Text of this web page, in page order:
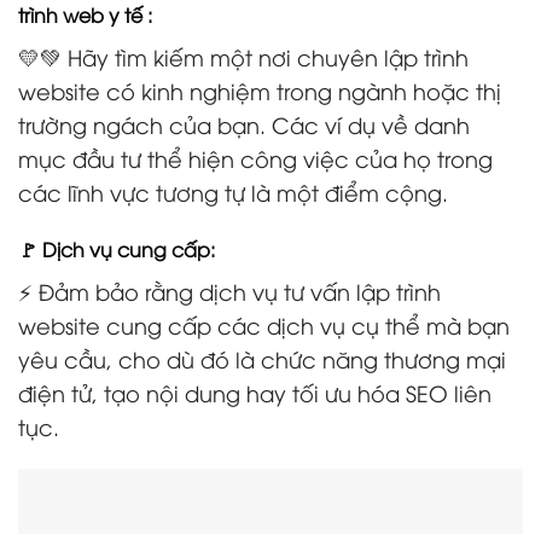
trình web y tế :
💛💚 Hãy tìm kiếm một nơi chuyên lập trình
website có kinh nghiệm trong ngành hoặc thị
trường ngách của bạn. Các ví dụ về danh
mục đầu tư thể hiện công việc của họ trong
các lĩnh vực tương tự là một điểm cộng.
🚩 Dịch vụ cung cấp:
⚡ Đảm bảo rằng dịch vụ tư vấn lập trình
website cung cấp các dịch vụ cụ thể mà bạn
yêu cầu, cho dù đó là chức năng thương mại
điện tử, tạo nội dung hay tối ưu hóa SEO liên
tục.